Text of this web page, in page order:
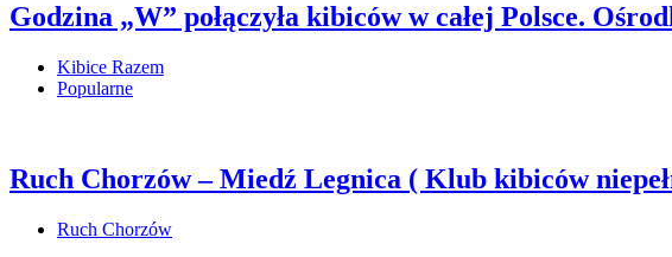
Godzina „W” połączyła kibiców w całej Polsce.
Kibice Razem
Popularne
Ruch Chorzów – Miedź Legnica ( Klub kibiców
Ruch Chorzów